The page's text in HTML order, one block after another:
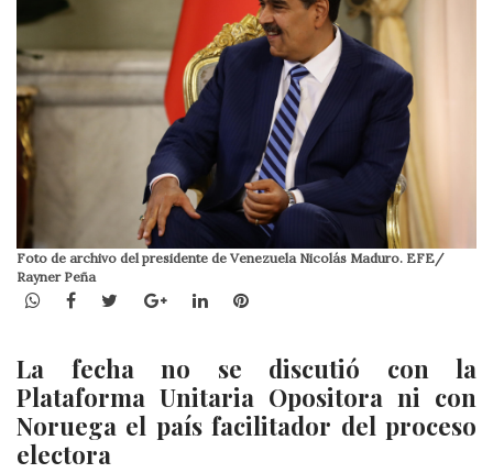
Foto de archivo del presidente de Venezuela Nicolás Maduro. EFE/
Rayner Peña
WhatsApp
Facebook
TwitterGoogle+LinkedInPinterest
La fecha no se discutió con la
Plataforma Unitaria Opositora ni con
Noruega el país facilitador del proceso
electora